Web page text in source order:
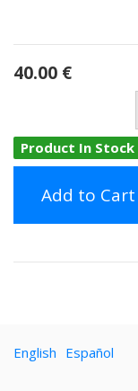
40.00 €
Product In Stock
Add to Cart
English Español